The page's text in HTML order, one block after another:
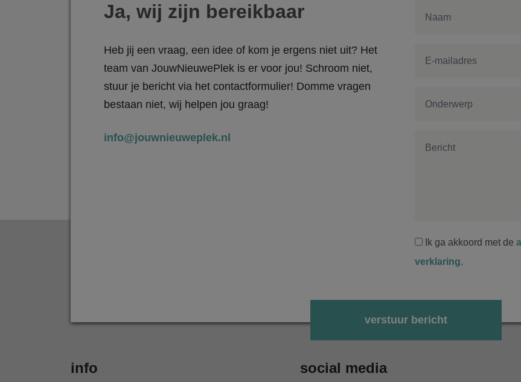
Ja, wij zijn bereikbaar
Heb jij een vraag, een idee of kom je ergens niet uit? Het
team van JouwNieuwePlek is er voor jou! Schroom niet,
stuur je bericht via het contactformulier! Domme vragen
bestaan niet, wij helpen jou graag!
info@jouwnieuweplek.nl
Ik ga akkoord met de
verklaring.
info social media